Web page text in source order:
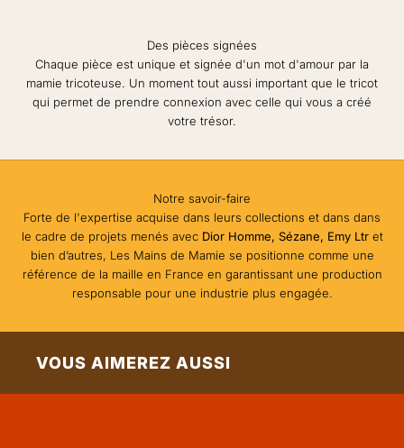
Des pièces signées
Chaque pièce est unique et signée d'un mot d'amour par la
mamie tricoteuse. Un moment tout aussi important que le tricot
qui permet de prendre connexion avec celle qui vous a créé
votre trésor.
Notre savoir-faire
Forte de l'expertise acquise dans leurs collections et dans dans
le cadre de projets menés avecDior Homme, Sézane, Emy Ltret
bien d’autres, Les Mains de Mamie se positionne comme une
référence de la maille en France en garantissant une production
responsable pour une industrie plus engagée.
VOUS AIMEREZ AUSSI
L
Pro
d'u